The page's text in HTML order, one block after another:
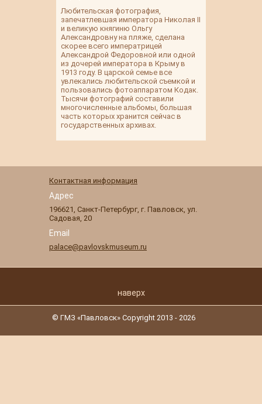
Любительская фотография,
запечатлевшая императора Николая II
и великую княгиню Ольгу
Александровну на пляже, сделана
скорее всего императрицей
Александрой Федоровной или одной
из дочерей императора в Крыму в
1913 году. В царской семье все
увлекались любительской съемкой и
пользовались фотоаппаратом Кодак.
Тысячи фотографий составили
многочисленные альбомы, большая
часть которых хранится сейчас в
государственных архивах.
Контактная информация
Адрес
196621 , Санкт-Петербург, г. Павловск, ул.
Садовая, 20
Email
palace@pavlovskmuseum.ru
наверх
© ГМЗ «Павловск» Copyright 2013 - 2026